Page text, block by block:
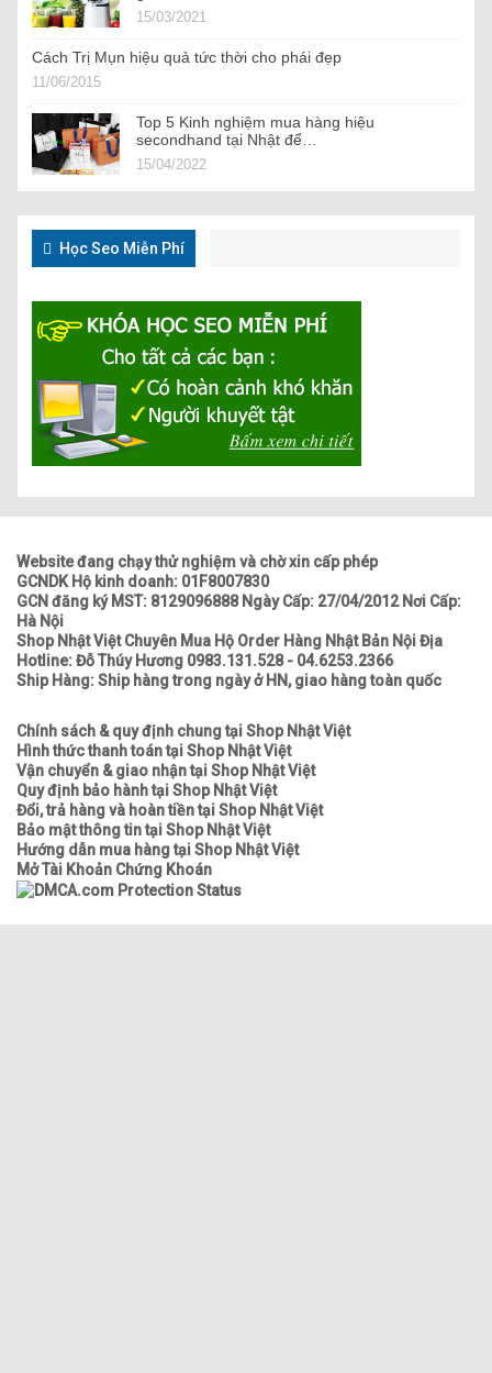
15/03/2021
Cách Trị Mụn hiệu quả tức thời cho phái đẹp
11/06/2015
Top 5 Kinh nghiệm mua hàng hiệu
secondhand tại Nhật để…
15/04/2022
Học Seo Miễn Phí
Website đang chạy thử nghiệm và chờ xin cấp phép
GCNDK Hộ kinh doanh: 01F8007830
GCN đăng ký MST: 8129096888 Ngày Cấp: 27/04/2012 Nơi Cấp:
Hà Nội
Shop Nhật Việt Chuyên Mua Hộ Order Hàng Nhật Bản Nội Địa
Hotline: Đỗ Thúy Hương 0983.131.528 - 04.6253.2366
Ship Hàng: Ship hàng trong ngày ở HN, giao hàng toàn quốc
Chính sách & quy định chung tại Shop Nhật Việt
Hình thức thanh toán tại Shop Nhật Việt
Vận chuyển & giao nhận tại Shop Nhật Việt
Quy định bảo hành tại Shop Nhật Việt
Đổi, trả hàng và hoàn tiền tại Shop Nhật Việt
Bảo mật thông tin tại Shop Nhật Việt
Hướng dẫn mua hàng tại Shop Nhật Việt
Mở Tài Khoản Chứng Khoán